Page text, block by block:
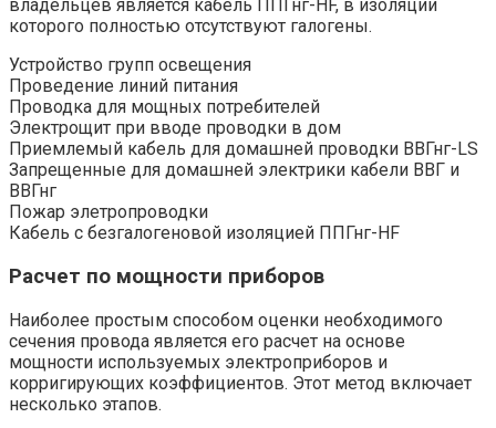
владельцев является кабель ППГнг-HF, в изоляции
которого полностью отсутствуют галогены.
Устройство групп освещения
Проведение линий питания
Проводка для мощных потребителей
Электрощит при вводе проводки в дом
Приемлемый кабель для домашней проводки ВВГнг-LS
Запрещенные для домашней электрики кабели ВВГ и
ВВГнг
Пожар элетропроводки
Кабель с безгалогеновой изоляцией ППГнг-HF
Расчет по мощности приборов
Наиболее простым способом оценки необходимого
сечения провода является его расчет на основе
мощности используемых электроприборов и
корригирующих коэффициентов. Этот метод включает
несколько этапов.